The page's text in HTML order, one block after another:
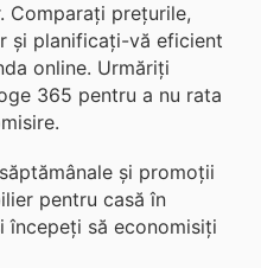
Comparați prețurile,
și planificați-vă eficient
online. Urmăriți
365 pentru a nu rata
și promoții
pentru casă în
începeți să economisiți